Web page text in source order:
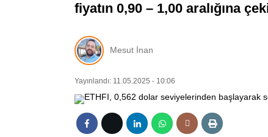
fiyatın 0,90 – 1,00 aralığına
Mesut İnan
Yayınlandı: 11.05.2025 - 10:06